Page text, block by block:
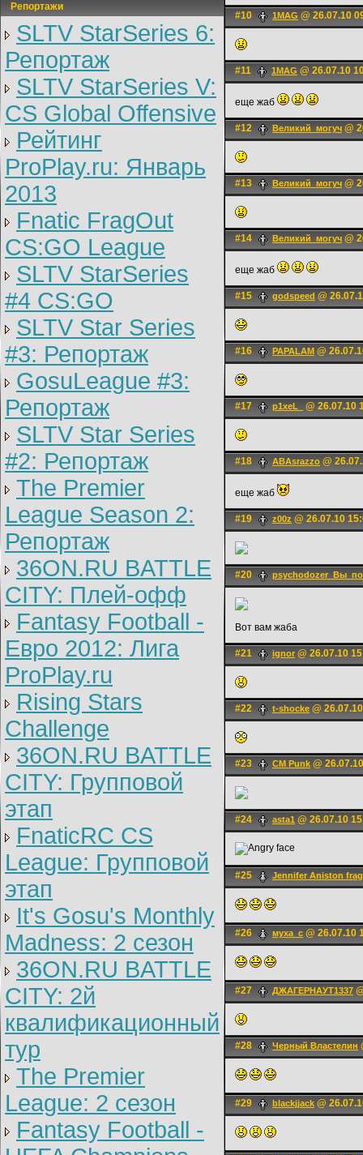
Репортажи
SLTV StarSeries 6:
Репортаж
SLTV StarSeries V:
CS Global Offensive
Рейтинг
ProPlay.ru: Январь
2013
Fnatic FragOut
CS:GO League
SLTV StarSeries
#4 CS:GO
SLTV Star Series
#3: Репортаж
GosuLeague #3:
Репортаж
SLTV Star Series
#2: Репортаж
The Premier
League Season 2:
Репортаж
36ON.RU BATTLE
CITY: Плей-офф
Fantasy Football -
Евро 2012: Лига
ProPlay.ru
Rising Stars
Challenge
36ON.RU BATTLE
CITY: Групповой
этап
FnaticRC CS
League: Групповой
этап
It's Gosu's Monthly
Madness: 2 сезон
36ON.RU BATTLE
CITY: 2й
квалификационный
тур
The Premier
League: 2 cезон
Fantasy Football -
#10 1MAG @ 26.07.10
#11 1MAG @ 26.07.10
еще жаб
#12 Великий_могуч @
#13 Великий_могуч @
#14 Великий_могуч @
еще жаб
#15 godspeed @
#16 PAPALAM @
#17 p1xeL_ @ 26.07.10
#18 ABAsrazzo @
еще жаб
#19 z00z @ 26.07.10
#20
Вот вам жаба
#21 ignоr @ 26.07.10
#22 t-shocke @
#23 CM Punk @
#24 asta1 @ 26.07.10
#25 Jennifer Aniston frag
#26 муха_с @ 26.07.10
#27 ДЖАГЕРНАУТ1337
#28 Черный Властелин
#29 blackjjack @